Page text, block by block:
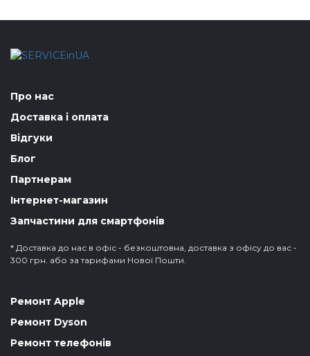
Про нас
Доставка і оплата
Відгуки
Блог
Партнерам
Інтернет-магазин
Запчастини для смартфонів
* Доставка до нас в офіс - безкоштовна, доставка з офісу до вас -
300 грн. або за тарифами Нової Пошти.
Ремонт Apple
Ремонт Dyson
Ремонт телефонів